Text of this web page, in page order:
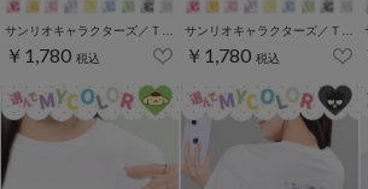
￥1,780 税込 ￥1,780 税込